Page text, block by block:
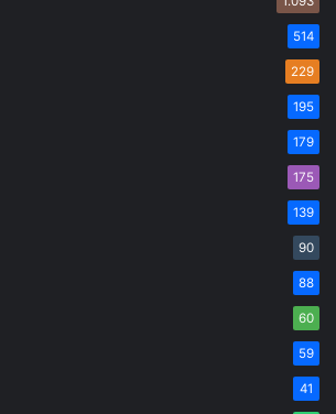
514
229
195
179
175
139
90
88
60
59
41